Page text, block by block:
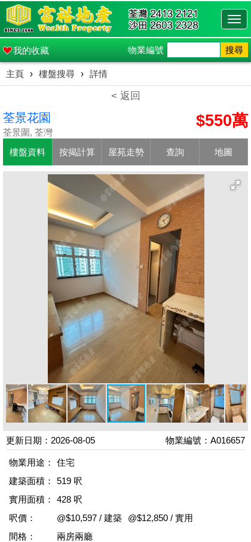
我的收藏 物業編號 搜尋
主頁 › 樓盤搜尋 › 詳情
< 返回
荃景花園
荃景圍, 荃灣
$550萬
樓盤資料 按揭計算 屋苑走勢 查詢 地圖
更新日期：2026-08-05 物業編號：A016657
物業用途：
住宅
建築面積：
519 呎
實用面積：
428 呎
呎價：
@$10,597 / 建築
@$12,850 / 實用
間格：
兩房兩廳